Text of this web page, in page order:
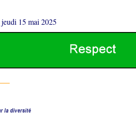
jeudi 15 mai 2025